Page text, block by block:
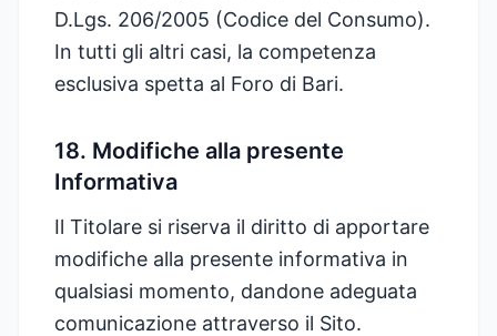
D.Lgs. 206/2005 (Codice del Consumo).
In tutti gli altri casi, la competenza
esclusiva spetta al Foro di Bari.
18. Modifiche alla presente
Informativa
Il Titolare si riserva il diritto di apportare
modifiche alla presente informativa in
qualsiasi momento, dandone adeguata
comunicazione attraverso il Sito.